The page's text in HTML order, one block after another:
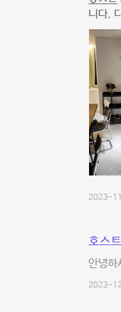
니다.
2023-
호스
안녕
2023-